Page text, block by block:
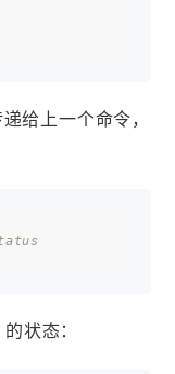
给上一个命令，
状态：